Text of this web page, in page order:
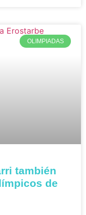
OLIMPIADAS
también
de